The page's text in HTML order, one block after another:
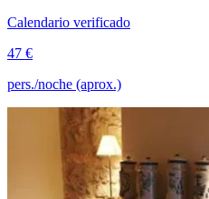
Calendario verificado
47 €
pers./noche (aprox.)